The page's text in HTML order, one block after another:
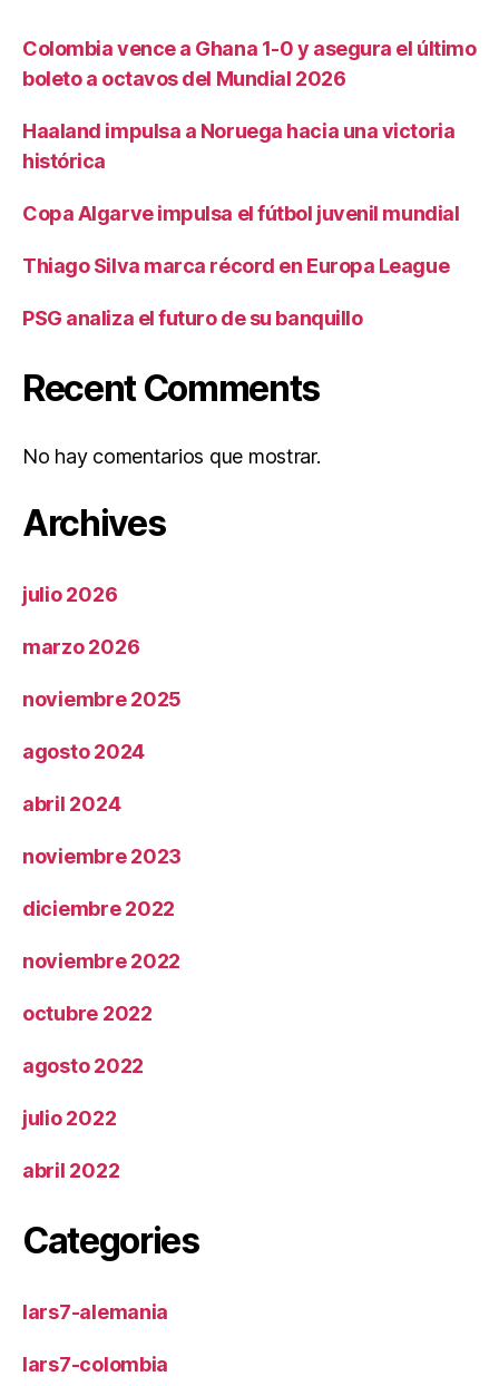
Colombia vence a Ghana 1-0 y asegura el último
boleto a octavos del Mundial 2026
Haaland impulsa a Noruega hacia una victoria
histórica
Copa Algarve impulsa el fútbol juvenil mundial
Thiago Silva marca récord en Europa League
PSG analiza el futuro de su banquillo
Recent Comments
No hay comentarios que mostrar.
Archives
julio 2026
marzo 2026
noviembre 2025
agosto 2024
abril 2024
noviembre 2023
diciembre 2022
noviembre 2022
octubre 2022
agosto 2022
julio 2022
abril 2022
Categories
lars7-alemania
lars7-colombia